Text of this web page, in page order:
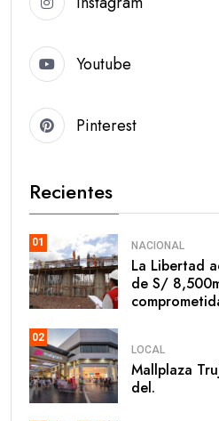
Youtube
Pinterest
Recientes
01 NACIONAL
La Libertad
de S/
02
LOCAL
Mallplaza
del.